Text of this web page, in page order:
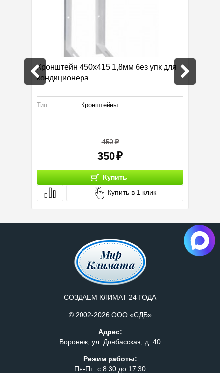
Кронштейн 450х415 1,8мм без упк для
кондиционера
Тип : Кронштейны
450
350
Купить
Купить в 1 клик
СОЗДАЕМ КЛИМАТ 24 ГОДА
© 2002-2026 ООО «ОДБ»
Адрес:
Воронеж, ул. Донбасская, д. 40
Режим работы:
Пн-Пт: с 8:30 до 17:30